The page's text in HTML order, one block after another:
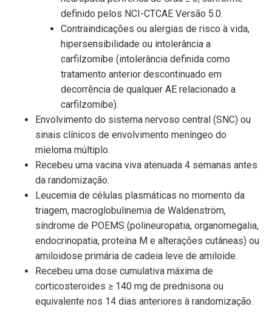
definido pelos NCI-CTCAE Versão 5.0.
Contraindicações ou alergias de risco à vida,
hipersensibilidade ou intolerância a
carfilzomibe (intolerância definida como
tratamento anterior descontinuado em
decorrência de qualquer AE relacionado a
carfilzomibe).
Envolvimento do sistema nervoso central (SNC) ou
sinais clínicos de envolvimento meníngeo do
mieloma múltiplo.
Recebeu uma vacina viva atenuada 4 semanas antes
da randomização.
Leucemia de células plasmáticas no momento da
triagem, macroglobulinemia de Waldenström,
síndrome de POEMS (polineuropatia, organomegalia,
endocrinopatia, proteína M e alterações cutâneas) ou
amiloidose primária de cadeia leve de amiloide.
Recebeu uma dose cumulativa máxima de
corticosteroides ≥ 140 mg de prednisona ou
equivalente nos 14 dias anteriores à randomização.